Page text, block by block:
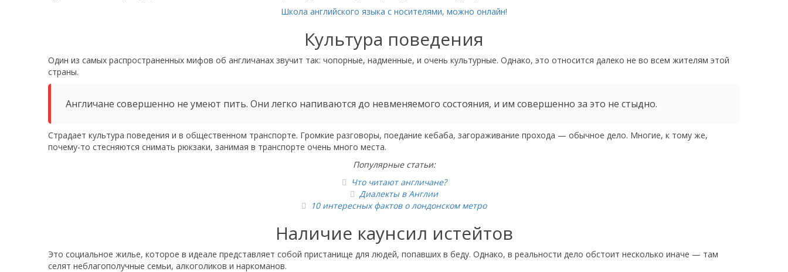
Школа английского языка с носителями, можно онлайн!
Культура поведения
Один из самых распространенных мифов об англичанах звучит так: чопорные, надменные, и очень культурные. Однако, это относится далеко не во всем жителям этой
страны.
Англичане совершенно не умеют пить. Они легко напиваются до невменяемого состояния, и им совершенно за это не стыдно.
Страдает культура поведения и в общественном транспорте. Громкие разговоры, поедание кебаба, загораживание прохода — обычное дело. Многие, к тому же,
почему-то стесняются снимать рюкзаки, занимая в транспорте очень много места.
Популярные статьи:
Что читают англичане?
Диалекты в Англии
10 интересных фактов о лондонском метро
Наличие каунсил истейтов
Это социальное жилье, которое в идеале представляет собой пристанище для людей, попавших в беду. Однако, в реальности дело обстоит несколько иначе — там
селят неблагополучные семьи, алкоголиков и наркоманов.